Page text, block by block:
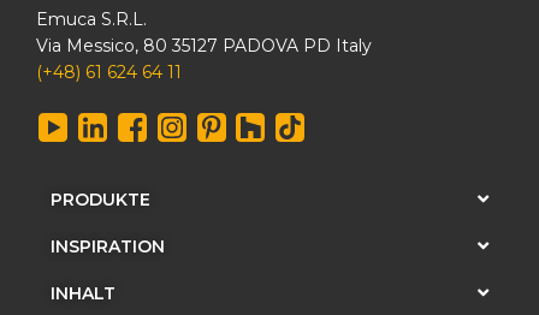
Emuca S.R.L.
Via Messico, 80 35127 PADOVA PD Italy
(+48) 61 624 64 11
PRODUKTE
INSPIRATION
INHALT